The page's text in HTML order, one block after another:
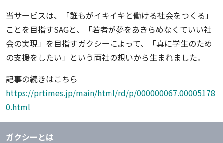
当サービスは、「誰もがイキイキと働ける社会をつくる」
ことを目指すSAGと、「若者が夢をあきらめなくていい社
会の実現」を目指すガクシーによって、「真に学生のため
の支援をしたい」という両社の想いから生まれました。
記事の続きはこちら
https://prtimes.jp/main/html/rd/p/000000067.00005178
0.html
ガクシーとは